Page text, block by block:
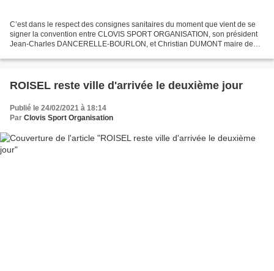
C’est dans le respect des consignes sanitaires du moment que vient de se
signer la convention entre CLOVIS SPORT ORGANISATION, son président
Jean-Charles DANCERELLE-BOURLON, et Christian DUMONT maire de
ROISEL reste ville d'arrivée le deuxième jour
Publié le 24/02/2021 à 18:14
Par Clovis Sport Organisation